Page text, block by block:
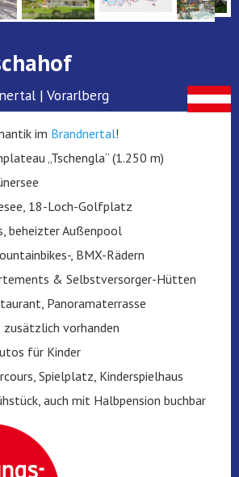
| Vorarlberg
im Brandnertal!
„Tschengla“ (1.250 m)
18-Loch-Golfplatz
beheizter Außenpool
, BMX-Rädern
& Selbstversorger-Hütten
Panoramaterrasse
vorhanden
für Kinder
Spielplatz, Kinderspielhaus
auch mit Halbpension buchbar